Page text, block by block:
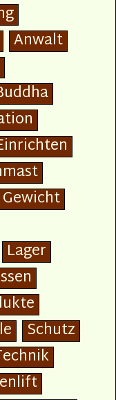
Anwalt
Gewicht
Lager
Schutz